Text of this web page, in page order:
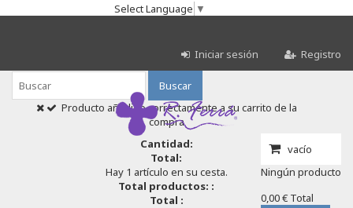
Select Language ▼
Iniciar sesión Registro
Buscar
vacío
Ningún producto
0,00 € Total
Producto añadido correctamente a su carrito de la
compra
Cantidad:
Total:
Hay 1 artículo en su cesta.
Total productos: :
Total :